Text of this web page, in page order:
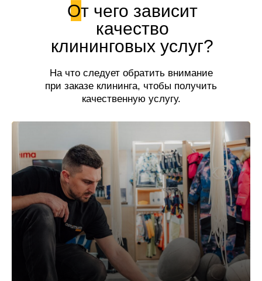
От чего зависит
качество
клининговых услуг?
На что следует обратить внимание
при заказе клининга, чтобы получить
качественную услугу.